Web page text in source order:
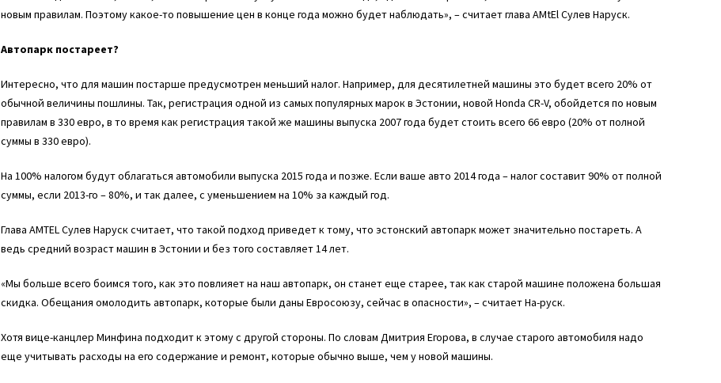
новым правилам. Поэтому какое-то повышение цен в конце года можно будет наблюдать», – считает глава AMtEl Сулев Наруск.
Автопарк постареет?
Интересно, что для машин постарше предусмотрен меньший налог. Например, для десятилетней машины это будет всего 20% от
обычной величины пошлины. Так, регистрация одной из самых популярных марок в Эстонии, новой Honda CR-V, обойдется по новым
правилам в 330 евро, в то время как регистрация такой же машины выпуска 2007 года будет стоить всего 66 евро (20% от полной
суммы в 330 евро).
На 100% налогом будут облагаться автомобили выпуска 2015 года и позже. Если ваше авто 2014 года – налог составит 90% от полной
суммы, если 2013-го – 80%, и так далее, с уменьшением на 10% за каждый год.
Глава AMTEL Сулев Наруск считает, что такой подход приведет к тому, что эстонский автопарк может значительно постареть. А
ведь средний возраст машин в Эстонии и без того составляет 14 лет.
«Мы больше всего боимся того, как это повлияет на наш автопарк, он станет еще старее, так как старой машине положена большая
скидка. Обещания омолодить автопарк, которые были даны Евросоюзу, сейчас в опасности», – считает На-руск.
Хотя вице-канцлер Минфина подходит к этому с другой стороны. По словам Дмитрия Егорова, в случае старого автомобиля надо
еще учитывать расходы на его содержание и ремонт, которые обычно выше, чем у новой машины.